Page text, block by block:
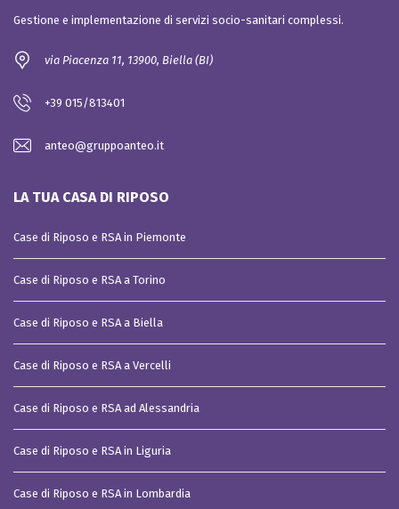
Gestione e implementazione di servizi socio-sanitari complessi.
via Piacenza 11, 13900, Biella (BI)
+39 015/813401
anteo@gruppoanteo.it
LA TUA CASA DI RIPOSO
Case di Riposo e RSA in Piemonte
Case di Riposo e RSA a Torino
Case di Riposo e RSA a Biella
Case di Riposo e RSA a Vercelli
Case di Riposo e RSA ad Alessandria
Case di Riposo e RSA in Liguria
Case di Riposo e RSA in Lombardia